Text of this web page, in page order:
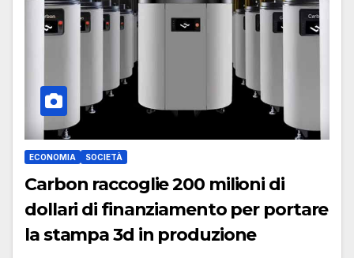
ECONOMIA SOCIETÀ
Carbon raccoglie 200 milioni di
dollari di finanziamento per portare
la stampa 3d in produzione